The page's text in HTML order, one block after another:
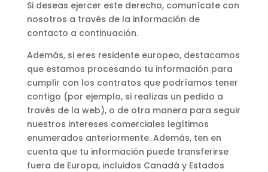
Si deseas ejercer este derecho, comunícate con
nosotros a través de la información de
contacto a continuación.
Además, si eres residente europeo, destacamos
que estamos procesando tu información para
cumplir con los contratos que podríamos tener
contigo (por ejemplo, si realizas un pedido a
través de la web), o de otra manera para seguir
nuestros intereses comerciales legítimos
enumerados anteriormente. Además, ten en
cuenta que tu información puede transferirse
fuera de Europa, incluidos Canadá y Estados